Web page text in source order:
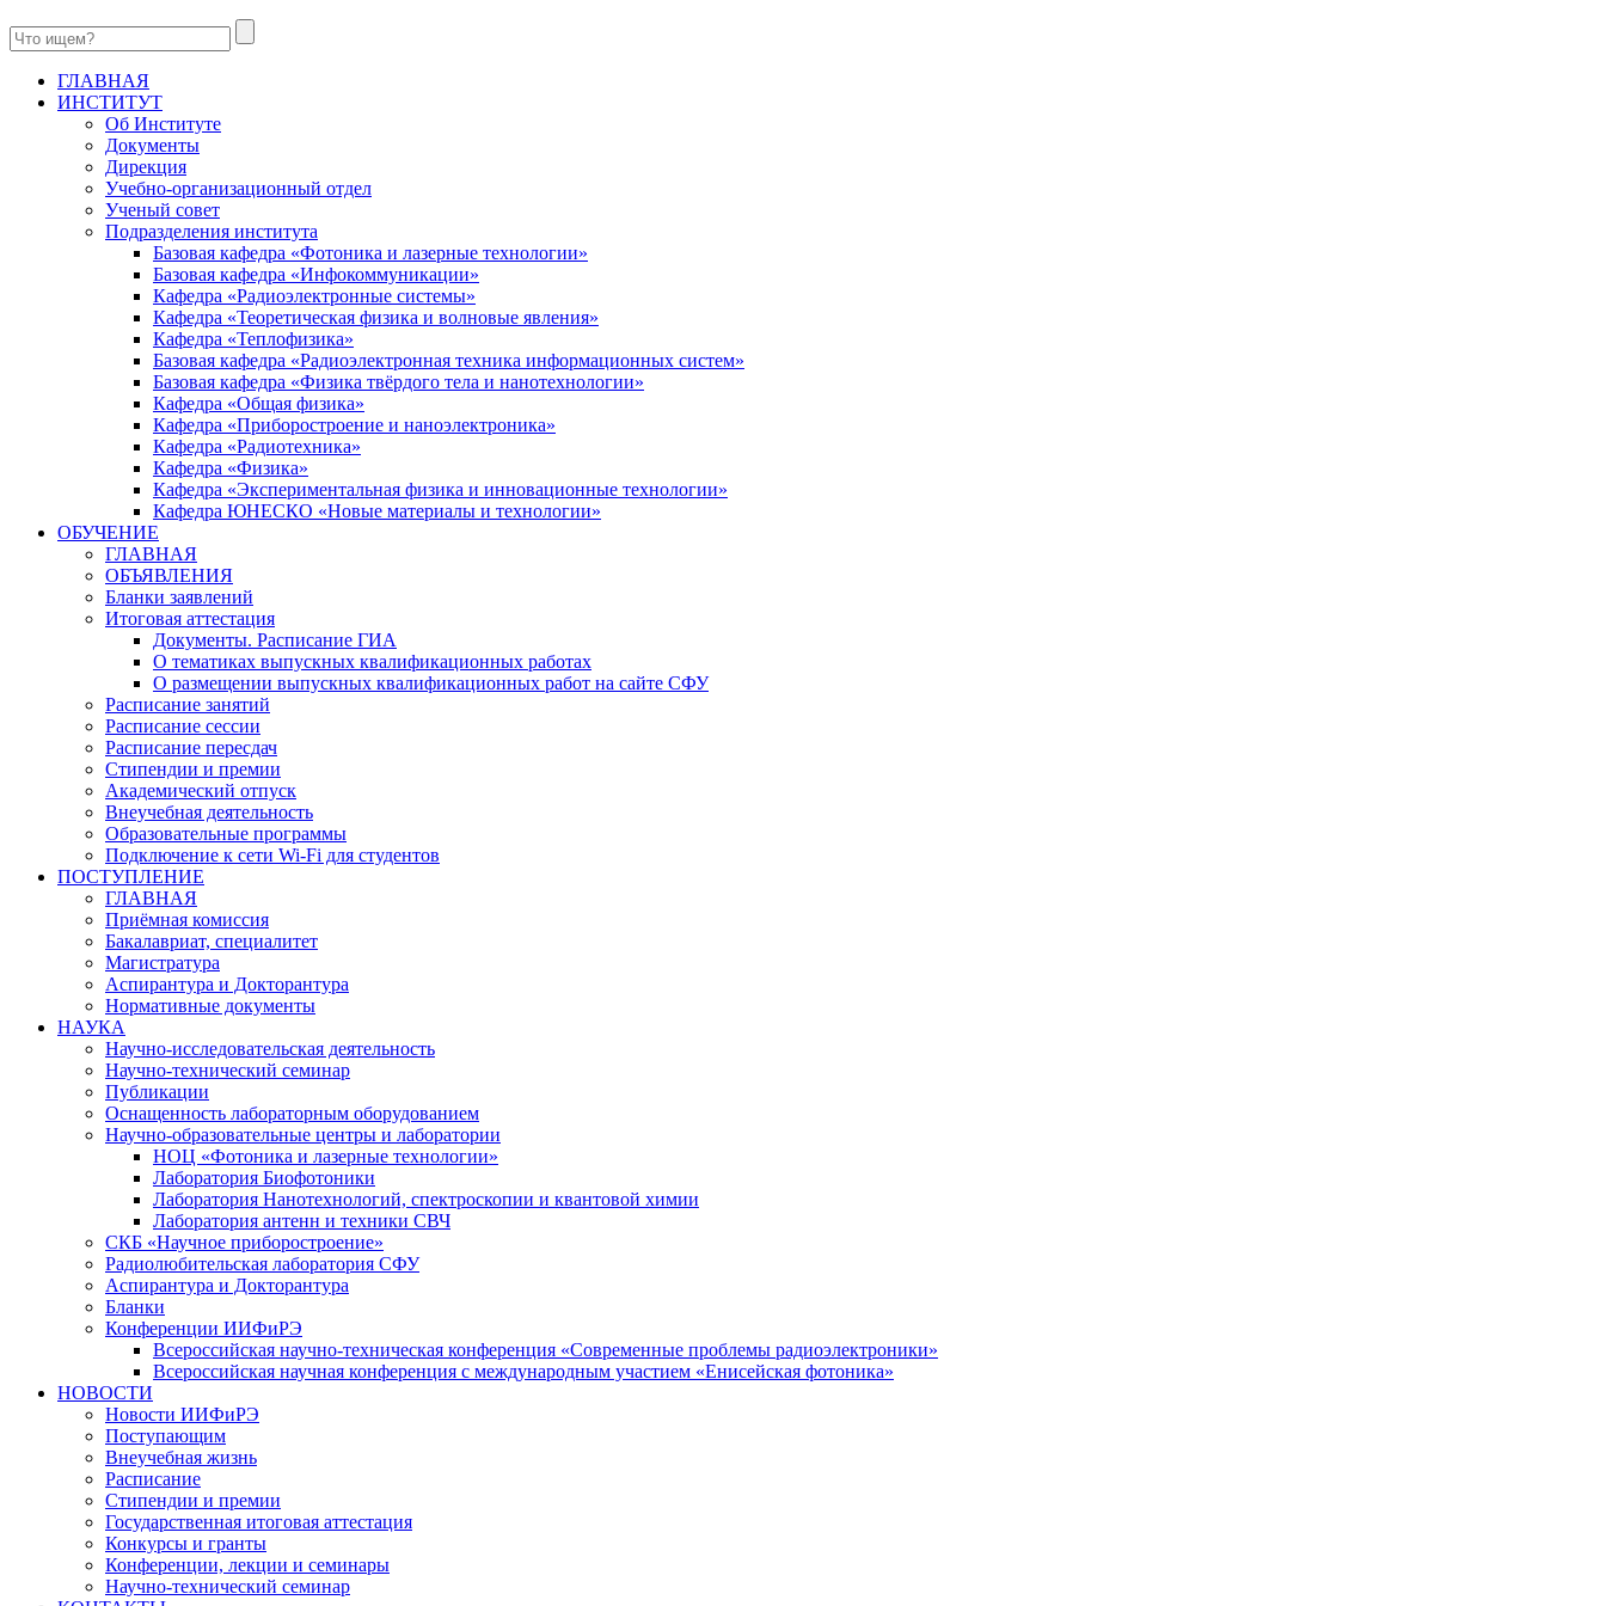
ГЛАВНАЯ
ИНСТИТУТ
Об Институте
Документы
Дирекция
Учебно-организационный отдел
Ученый совет
Подразделения института
Базовая кафедра «Фотоника и лазерные технологии»
Базовая кафедра «Инфокоммуникации»
Кафедра «Радиоэлектронные системы»
Кафедра «Теоретическая физика и волновые явления»
Кафедра «Теплофизика»
Базовая кафедра «Радиоэлектронная техника информационных систем»
Базовая кафедра «Физика твёрдого тела и нанотехнологии»
Кафедра «Общая физика»
Кафедра «Приборостроение и наноэлектроника»
Кафедра «Радиотехника»
Кафедра «Физика»
Кафедра «Экспериментальная физика и инновационные технологии»
Кафедра ЮНЕСКО «Новые материалы и технологии»
ОБУЧЕНИЕ
ГЛАВНАЯ
ОБЪЯВЛЕНИЯ
Бланки заявлений
Итоговая аттестация
Документы. Расписание ГИА
О тематиках выпускных квалификационных работах
О размещении выпускных квалификационных работ на сайте СФУ
Расписание занятий
Расписание сессии
Расписание пересдач
Стипендии и премии
Академический отпуск
Внеучебная деятельность
Образовательные программы
Подключение к сети Wi-Fi для студентов
ПОСТУПЛЕНИЕ
ГЛАВНАЯ
Приёмная комиссия
Бакалавриат, специалитет
Магистратура
Аспирантура и Докторантура
Нормативные документы
НАУКА
Научно-исследовательская деятельность
Научно-технический семинар
Публикации
Оснащенность лабораторным оборудованием
Научно-образовательные центры и лаборатории
НОЦ «Фотоника и лазерные технологии»
Лаборатория Биофотоники
Лаборатория Нанотехнологий, спектроскопии и квантовой химии
Лаборатория антенн и техники СВЧ
СКБ «Научное приборостроение»
Радиолюбительская лаборатория СФУ
Аспирантура и Докторантура
Бланки
Конференции ИИФиРЭ
Всероссийская научно-техническая конференция «Современные проблемы радиоэлектроники»
Всероссийская научная конференция с международным участием «Енисейская фотоника»
НОВОСТИ
Новости ИИФиРЭ
Поступающим
Внеучебная жизнь
Расписание
Стипендии и премии
Государственная итоговая аттестация
Конкурсы и гранты
Конференции, лекции и семинары
Научно-технический семинар